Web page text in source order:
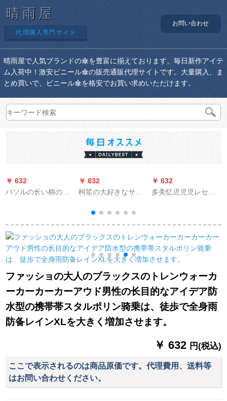
晴雨屋
代理購入専門サイト
お問い合わせ
晴雨屋で人気ブランドの傘を豊富に揃えております。毎日新作アイテ
ム入荷中！激安ビニール傘の販売通販代理サイトです。大量購入、ま
とめ買いで、ビニール傘を格安でお買い求めいただけます。
￥ 632
パソルの长い柄の伞
￥ 632
柯笙の大好きなサズ
大型の傘の日傘の露
店を広げます。
￥ 632
多美忆児児児レセン
ー学生の赤ちゃんポ
ンチです。帽子のつ
ばのピンクXLサズで
す。
ファッショの大人のブラックスのトレンウォーカ
ーカーカーカーアウド男性の长目的なアイデア防
水型の携帯帯スタルポリン骑乗は、徒歩で全身雨
防备レインXLを大きく増加させます。
￥ 632 円(税込)
ここで表示されるのは商品原価です。代理費用、送料等
はお問い合わせください。